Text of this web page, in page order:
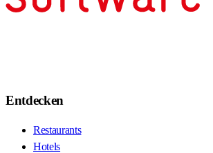
Entdecken
Restaurants
Hotels